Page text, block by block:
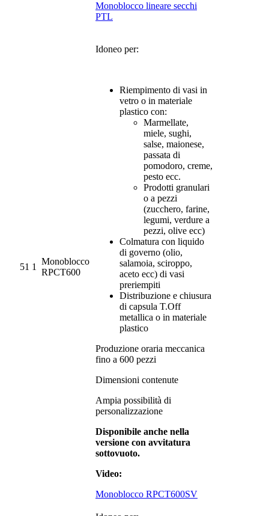
Monoblocco lineare secchi
PTL
51 1
Monoblocco
RPCT600
Idoneo per:
Riempimento di vasi in
vetro o in materiale
plastico con:
Marmellate,
miele, sughi,
salse, maionese,
passata di
pomodoro, creme,
pesto ecc.
Prodotti granulari
o a pezzi
(zucchero, farine,
legumi, verdure a
pezzi, olive ecc)
Colmatura con liquido
di governo (olio,
salamoia, sciroppo,
aceto ecc) di vasi
preriempiti
Distribuzione e chiusura
di capsula T.Off
metallica o in materiale
plastico
Produzione oraria meccanica
fino a 600 pezzi
Dimensioni contenute
Ampia possibilità di
personalizzazione
Disponibile anche nella
versione con avvitatura
sottovuoto.
Video:
Monoblocco RPCT600SV